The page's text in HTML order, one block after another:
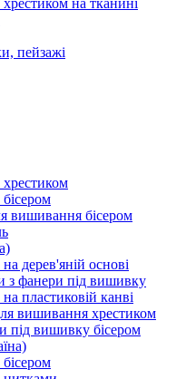
пейзажі
вишивання бісером
дерев'яній основі
з фанери під вишивку
пластиковій канві
вишивання хрестиком
під вишивку бісером